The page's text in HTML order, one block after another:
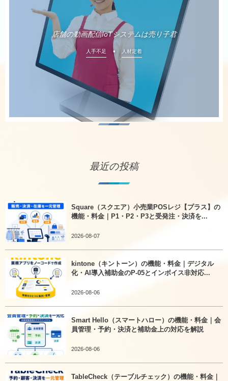
店舗の動画配信IoTシステムは売り子君
人手不足 人材定着
最近の投稿
Square（スクエア）小売業POSレジ【プラス】の
機能・料金｜P1・P2・P3と受発注・決済を...
2026-08-07
kintone（キントーン）の機能・料金｜デジタル
化・AI導入補助金のP-05とインボイス非対応...
2026-08-06
Smart Hello（スマートハロー）の機能・料金｜会
員管理・予約・決済と補助金上の対応を解説
2026-08-06
TableCheck（テーブルチェック）の機能・料金｜